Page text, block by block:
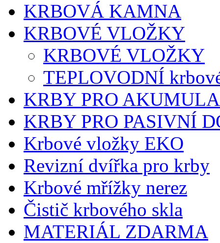
KRBOVÁ KAMNA
KRBOVÉ VLOŽKY
KRBOVÉ VLOŽKY
TEPLOVODNÍ
KRBY PRO
KRBY PRO PASIVNÍ
Krbové vložky EKO
Revizní dvířka pro krby
Krbové mřížky nerez
Čistič krbového skla
MATERIÁL ZDARMA